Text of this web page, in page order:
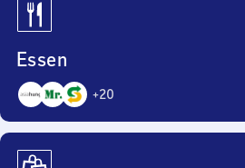
Essen
+20
23